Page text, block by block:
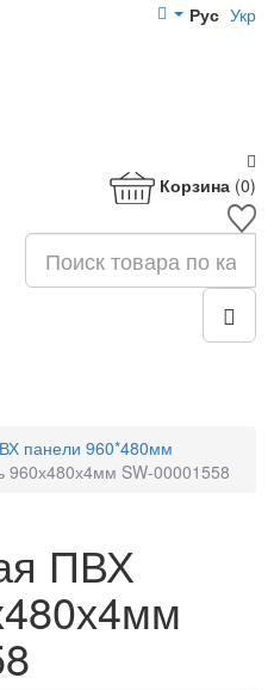
Рус Укр
Корзина (0)
панели 960*480мм
960х480х4мм SW-00001558
ПВХ